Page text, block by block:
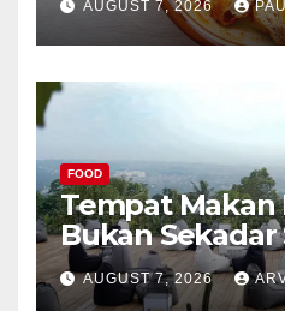
AUGUST 7, 2026
FOOD
Tempat Makan
Bukan Sekadar
AUGUST 7, 2026